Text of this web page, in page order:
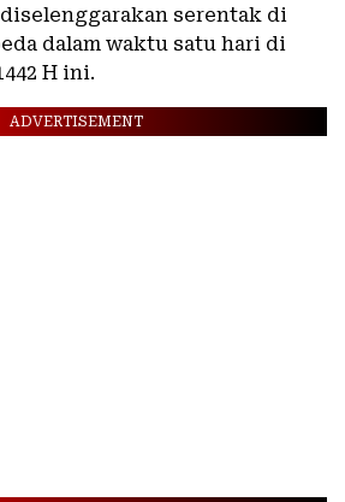
serentak di
dalam waktu satu hari di
H ini.
ADVERTISEMENT